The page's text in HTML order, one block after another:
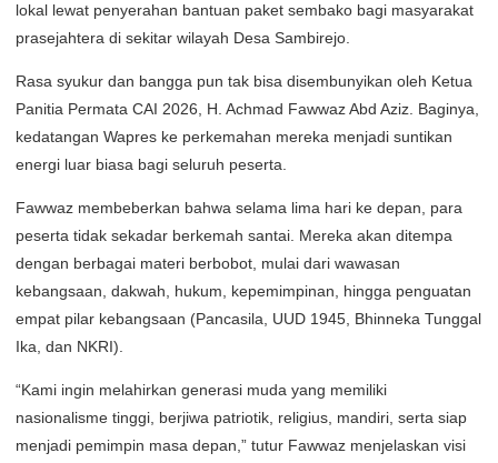
lokal lewat penyerahan bantuan paket sembako bagi masyarakat
prasejahtera di sekitar wilayah Desa Sambirejo.
Rasa syukur dan bangga pun tak bisa disembunyikan oleh Ketua
Panitia Permata CAI 2026, H. Achmad Fawwaz Abd Aziz. Baginya,
kedatangan Wapres ke perkemahan mereka menjadi suntikan
energi luar biasa bagi seluruh peserta.
Fawwaz membeberkan bahwa selama lima hari ke depan, para
peserta tidak sekadar berkemah santai. Mereka akan ditempa
dengan berbagai materi berbobot, mulai dari wawasan
kebangsaan, dakwah, hukum, kepemimpinan, hingga penguatan
empat pilar kebangsaan (Pancasila, UUD 1945, Bhinneka Tunggal
Ika, dan NKRI).
“Kami ingin melahirkan generasi muda yang memiliki
nasionalisme tinggi, berjiwa patriotik, religius, mandiri, serta siap
menjadi pemimpin masa depan,” tutur Fawwaz menjelaskan visi